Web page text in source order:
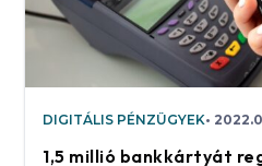
DIGITÁLIS PÉNZÜGYEK
1,5 millió bankkártyát